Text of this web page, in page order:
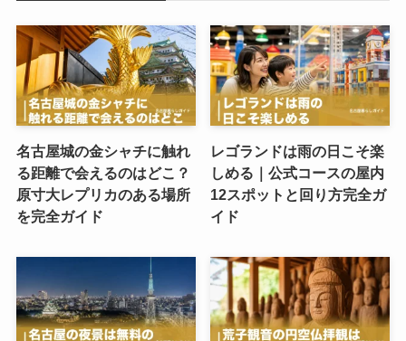
名古屋城の金シャチに触れ
る距離で会えるのはどこ？
原寸大レプリカのある場所
を完全ガイド
レゴランドは雨の日こそ楽
しめる｜公式コースの屋内
12スポットと回り方完全ガ
イド